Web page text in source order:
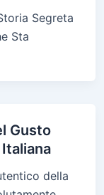
Segreta
Sta
Gusto
della